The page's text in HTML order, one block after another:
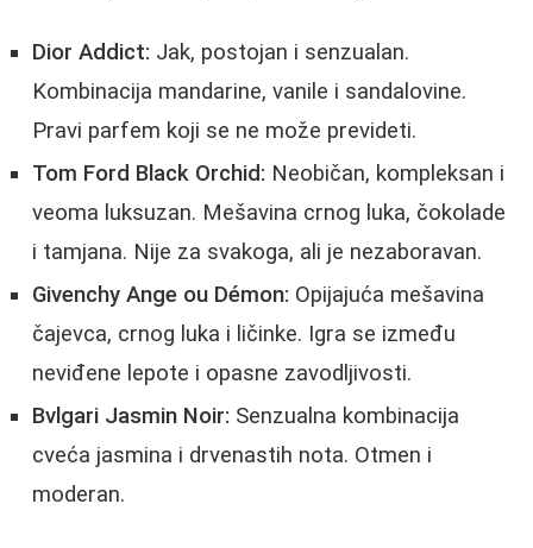
Dior Addict: Jak, postojan i senzualan.
Kombinacija mandarine, vanile i sandalovine.
Pravi parfem koji se ne može prevideti.
Tom Ford Black Orchid: Neobičan, kompleksan i
veoma luksuzan. Mešavina crnog luka, čokolade
i tamjana. Nije za svakoga, ali je nezaboravan.
Givenchy Ange ou Démon: Opijajuća mešavina
čajevca, crnog luka i ličinke. Igra se između
neviđene lepote i opasne zavodljivosti.
Bvlgari Jasmin Noir: Senzualna kombinacija
cveća jasmina i drvenastih nota. Otmen i
moderan.